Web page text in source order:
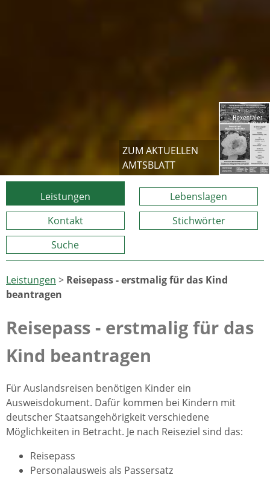
ZUM AKTUELLEN
AMTSBLATT
Leistungen
Lebenslagen
Kontakt
Stichwörter
Suche
Leistungen > Reisepass - erstmalig für das Kind
beantragen
Reisepass - erstmalig für das
Kind beantragen
Für Auslandsreisen benötigen Kinder ein
Ausweisdokument. Dafür kommen bei Kindern mit
deutscher Staatsangehörigkeit verschiedene
Möglichkeiten in Betracht. Je nach Reiseziel sind das:
Reisepass
Personalausweis als Passersatz